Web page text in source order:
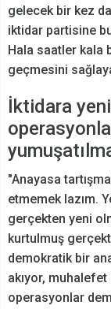
gelecek bir kez
iktidar partisine
Hala saatler kala
geçmesini
İktidara
"Anayasa
etmemek lazım.
gerçekten yeni
kurtulmuş
demokratik bir
akıyor,
operasyonlar